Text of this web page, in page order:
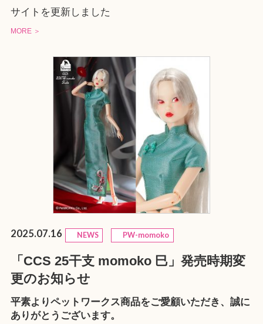
サイトを更新しました
MORE ＞
2025.07.16 NEWS PW-momoko
「CCS 25干支 momoko 巳」発売時期変
更のお知らせ
平素よりペットワークス商品をご愛顧いただき、誠に
ありがとうございます。